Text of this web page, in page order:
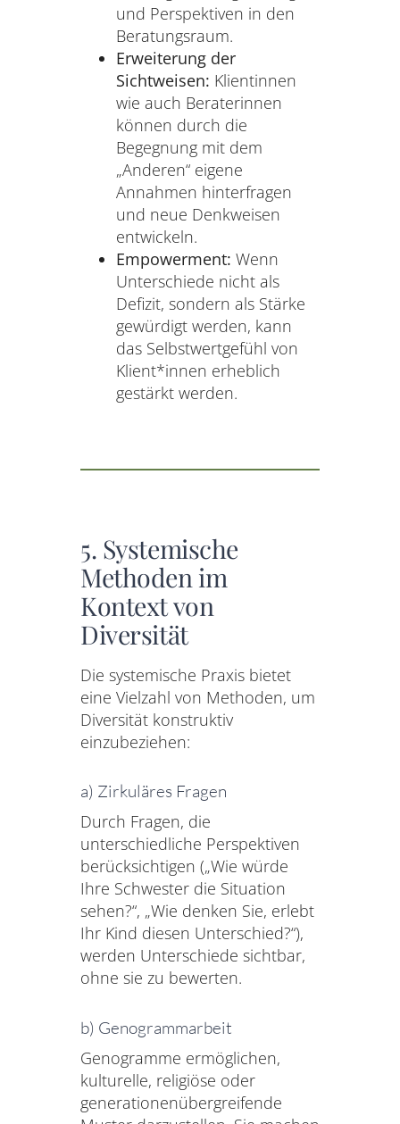
und Perspektiven in den
Beratungsraum.
Erweiterung der
Sichtweisen: Klientinnen
wie auch Beraterinnen
können durch die
Begegnung mit dem
„Anderen“ eigene
Annahmen hinterfragen
und neue Denkweisen
entwickeln.
Empowerment: Wenn
Unterschiede nicht als
Defizit, sondern als Stärke
gewürdigt werden, kann
das Selbstwertgefühl von
Klient*innen erheblich
gestärkt werden.
5. Systemische
Methoden im
Kontext von
Diversität
Die systemische Praxis bietet
eine Vielzahl von Methoden, um
Diversität konstruktiv
einzubeziehen:
a) Zirkuläres Fragen
Durch Fragen, die
unterschiedliche Perspektiven
berücksichtigen („Wie würde
Ihre Schwester die Situation
sehen?“, „Wie denken Sie, erlebt
Ihr Kind diesen Unterschied?“),
werden Unterschiede sichtbar,
ohne sie zu bewerten.
b) Genogrammarbeit
Genogramme ermöglichen,
kulturelle, religiöse oder
generationenübergreifende